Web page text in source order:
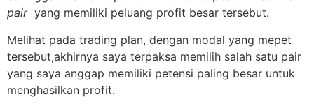
pair yang memiliki peluang profit besar tersebut.
Melihat pada trading plan, dengan modal yang mepet
tersebut,akhirnya saya terpaksa memilih salah satu pair
yang saya anggap memiliki petensi paling besar untuk
menghasilkan profit.